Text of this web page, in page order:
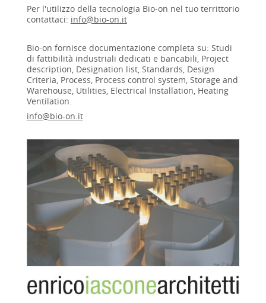
Per l'utilizzo della tecnologia Bio-on nel tuo territtorio
contattaci: info@bio-on.it
Bio-on fornisce documentazione completa su: Studi
di fattibilità industriali dedicati e bancabili, Project
description, Designation list, Standards, Design
Criteria, Process, Process control system, Storage and
Warehouse, Utilities, Electrical Installation, Heating
Ventilation.
info@bio-on.it